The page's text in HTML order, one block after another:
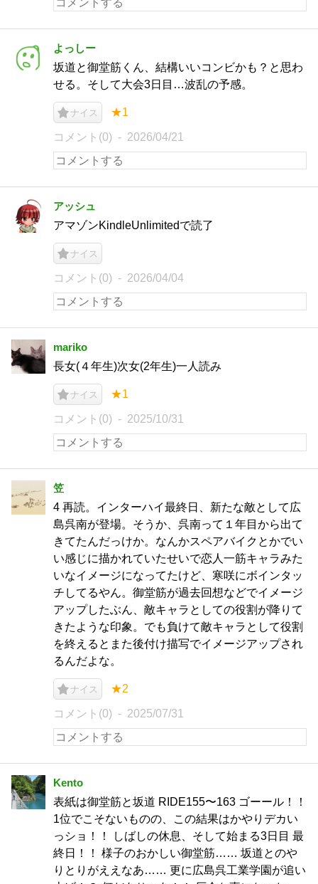
よっしー
坂道と御堂筋くん、結構いいコンビかも？と思わ
せる。そして大会3日目…波乱の予感。
ナイス ★1
コメント(0) 2026/04/21
アッシュ
アマゾンKindleUnlimitedで読了
ナイス
コメント(0) 2026/04/04
mariko
長女(４年生)次女(2年生)一人読み
ナイス ★1
コメント(0) 2025/10/31
笠
4 再読。インターハイ最終日、新たな敵として広
島呉南が登場。そうか、呉南って１年目から出て
きてたんだっけか。なんかスペアバイクとかでい
い感じに描かれていたせいで恋人一筋キャラみた
いなイメージになってたけど、寒咲にボインタッ
チしてるやん。御堂筋が過去回想などでイメージ
アップしたぶん、敵キャラとしての役割が降りて
きたような印象。でも負けて敵キャラとして役割
を終えるとまた後付け描写でイメージアップされ
るんだよな。
ナイス ★2
コメント(0) 2025/07/31
Kento
表紙は御堂筋と坂道 RIDE155〜163 ゴーール！！
1位でこそないものの、この結果はかやりデカい
っショ！！ しばしの休息、そして始まる3日目 最
終日！！ 様子のおかしい御堂筋…… 坂道とのや
りとりがええなあ…… 更に広島呉工業学園が追い